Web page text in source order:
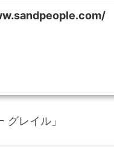
グレイル」